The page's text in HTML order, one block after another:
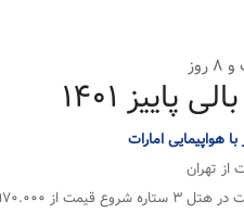
پاییز ۱۴۰۱
با هواپیمایی امارات
از تهران
شروع قیمت از ۵۶.۹۷۰.۰۰۰ هزار تومان